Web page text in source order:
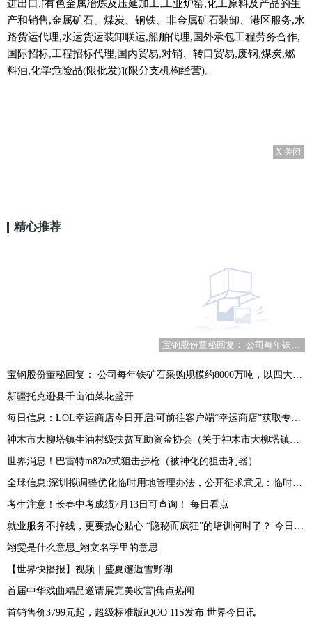
进出口,[有色金属冶炼及压延加工,工业炉窑,化工原料及产品的生
产和销售,金属矿石、煤炭、钢铁、非金属矿石装卸、港区服务,水
路货运代理,水运货运装卸联运,船舶代理,国外承包工程劳务合作,
国际招标,工程招标代理,国内贸易,对销、转口贸易,废钢,煤炭,燃
料油,化学危险品(限批发)](限分支机构经营)。
X 关闭
精心推荐
宝钢股份董秘回复： 公司每年铁矿石采购规模约8000万吨，以四大矿为主，近年来公司积极拓展非主流矿山资源-环球看热讯
宝钢股份董秘回复： 公司每年铁矿石采购规模约8000万吨，以四大矿为主，近年来公司积极拓展非主流矿山资源-环球看热讯
新疆托克逊县千亩油菜花盛开
每日信息：LOL幸运商店今日开启:可前往客户端“幸运商店”获取专属皮肤折扣
神木市大柳塔镇生油村级扶贫互助资金协会（关于神木市大柳塔镇生油村级扶贫互助资金协会介绍）
世界消息！巴雷特m82a2式狙击步枪（被神化的狙击利器）
全球信息:深圳拟调整优化临时用地管理办法，公开征求意见：临时用地使用期限一般不超过2年
考生注意！长春中考成绩7月13日可查询！ 每日看点
就业服务不掉线，更要热心贴心 “隐秘而疯狂”的培训何时了？ 今日快讯
翊雯是什么意思_翊文名字里的意思
【世界快播报】视频｜盛夏邂逅雪野湖
首届中华戏曲精品邀请展完美收官|焦点热闻
首销售价3799元起，超级标准版iQOO 11S发布 世界今日讯